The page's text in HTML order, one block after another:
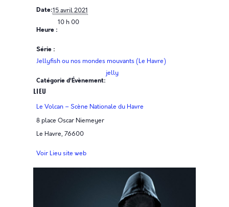
Date:15 avril 2021
Heure :
10 h 00
Série :
Jellyfish ou nos mondes mouvants (Le Havre)
Catégorie d’Évènement:
jelly
LIEU
Le Volcan – Scène Nationale du Havre
8 place Oscar Niemeyer
Le Havre, 76600
Voir Lieu site web